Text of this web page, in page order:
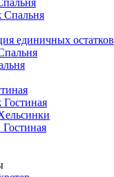
единичных остатков